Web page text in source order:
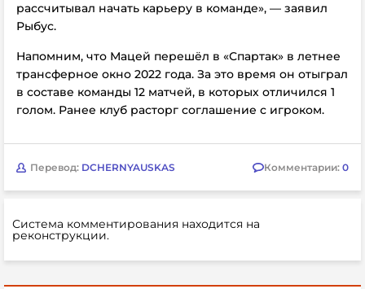
рассчитывал начать карьеру в команде», — заявил
Рыбус.
Напомним, что Мацей перешёл в «Спартак» в летнее
трансферное окно 2022 года. За это время он отыграл
в составе команды 12 матчей, в которых отличился 1
голом. Ранее клуб расторг соглашение с игроком.
Перевод: DCHERNYAUSKAS Комментарии: 0
Система комментирования находится на
реконструкции.